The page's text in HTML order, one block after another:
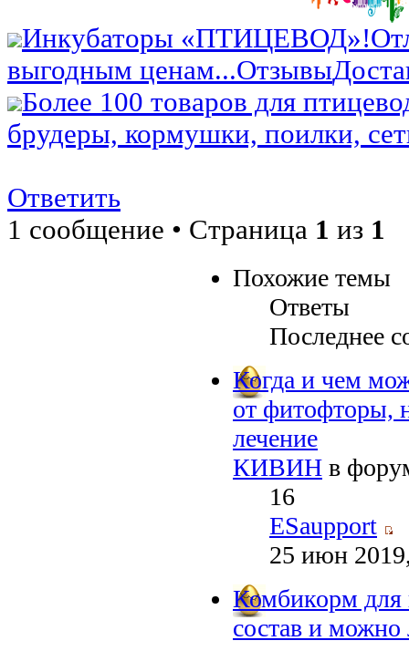
Инкубаторы «ПТИЦЕВОД»!
выгодным ценам...Отзывы
Более 100 товаров для
брудеры, кормушки, поилки,
Ответить
1 сообщение • Страница 1 из 1
Похожие темы
Ответы
Последнее
Когда и чем
от фитофторы,
лечение
КИВИН в
16
ESaupport
25 июн
Комбикорм
состав и можно